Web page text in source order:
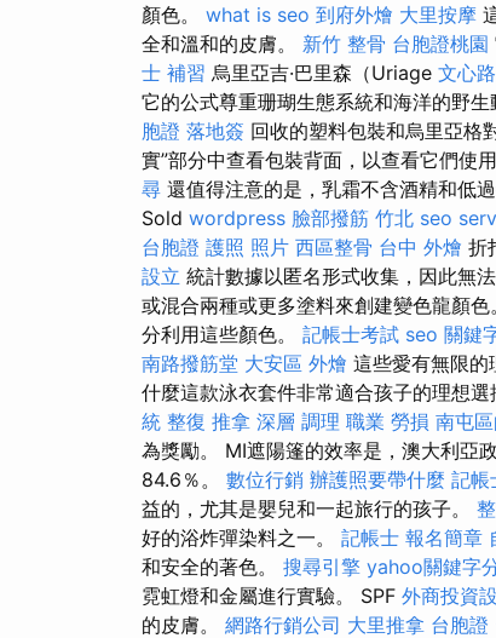
顏色。 what is seo 到府外燴 大里按摩
全和溫和的皮膚。 新竹 整骨 台胞證桃園
士 補習 烏里亞吉·巴里森（Uriage 文心
它的公式尊重珊瑚生態系統和海洋的野
胞證 落地簽 回收的塑料包裝和烏里亞格
實”部分中查看包裝背面，以查看它們使
尋 還值得注意的是，乳霜不含酒精和低過
Sold wordpress 臉部撥筋 竹北 seo
台胞證 護照 照片 西區整骨 台中 外燴 折
設立 統計數據以匿名形式收集，因此無
或混合兩種或更多塗料來創建變色龍顏色
分利用這些顏色。 記帳士考試 seo 關鍵
南路撥筋堂 大安區 外燴 這些愛有無限的
什麼這款泳衣套件非常適合孩子的理想選
統 整復 推拿 深層 調理 職業 勞損 南屯
為獎勵。 MI遮陽篷的效率是，澳大利亞
84.6％。 數位行銷 辦護照要帶什麼 記帳
益的，尤其是嬰兒和一起旅行的孩子。
好的浴炸彈染料之一。 記帳士 報名簡章
和安全的著色。 搜尋引擎 yahoo關鍵字
霓虹燈和金屬進行實驗。 SPF 外商投資
的皮膚。 網路行銷公司 大里推拿 台胞證